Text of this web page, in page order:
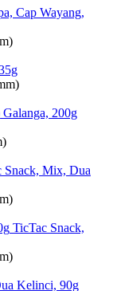
Cap Wayang,
Galanga, 200g
Snack, Mix, Dua
TicTac Snack,